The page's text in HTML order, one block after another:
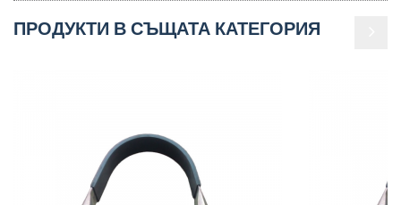
ПРОДУКТИ В СЪЩАТА КАТЕГОРИЯ